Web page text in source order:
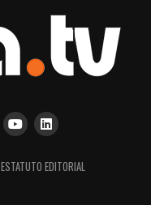
ESTATUTO EDITORIAL